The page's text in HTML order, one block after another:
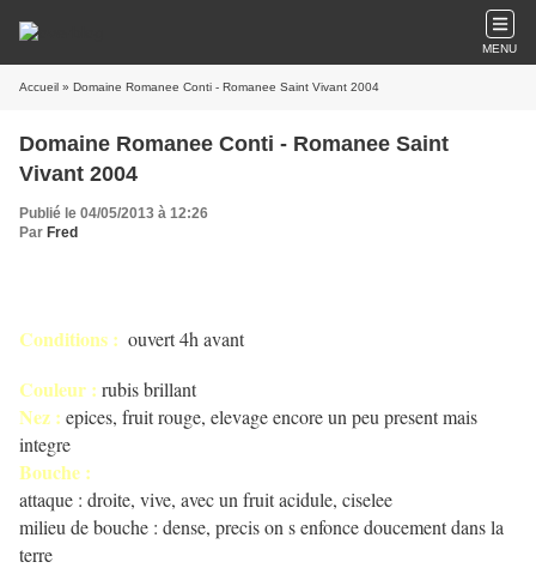
MENU
Accueil » Domaine Romanee Conti - Romanee Saint Vivant 2004
Domaine Romanee Conti - Romanee Saint
Vivant 2004
Publié le 04/05/2013 à 12:26
Par Fred
Conditions : ouvert 4h avant
Couleur : rubis brillant
Nez : epices, fruit rouge, elevage encore un peu present mais
integre
Bouche :
attaque : droite, vive, avec un fruit acidule, ciselee
milieu de bouche : dense, precis on s enfonce doucement dans la
terre